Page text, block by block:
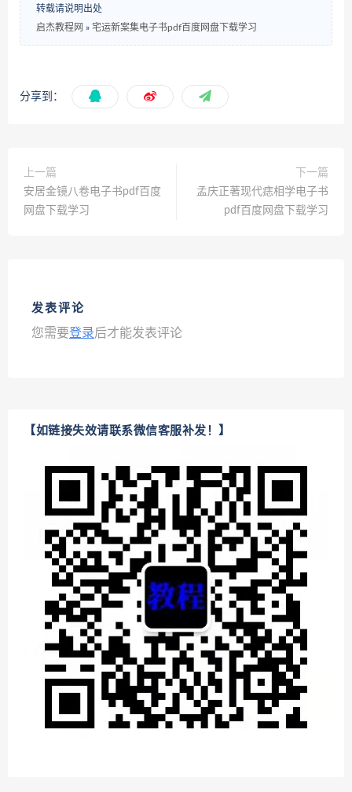
转载请说明出处
启杰教程网 » 宅运新案集电子书pdf百度网盘下载学习
分享到：
上一篇
安居金镜八卷电子书pdf百度
网盘下载学习
下一篇
孟庆正著现代痣相学电子书
pdf百度网盘下载学习
发表评论
您需要登录后才能发表评论
【如链接失效请联系微信客服补发！】